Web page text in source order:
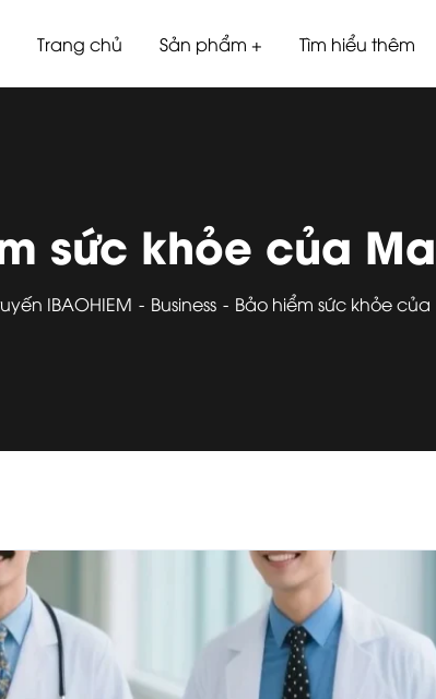
Trang chủ Sản phẩm Tìm hiểu thêm
sức khỏe của
IBAOHIEM Business Bảo hiểm sức khỏe